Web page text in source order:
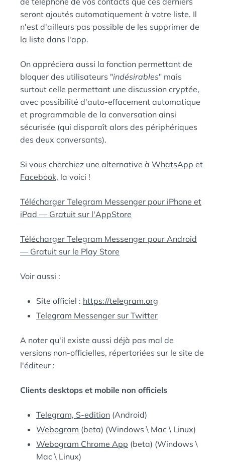
seront ajoutés automatiquement à votre liste. Il
n'est d'ailleurs pas possible de les supprimer de
la liste dans l'app.
On appréciera aussi la fonction permettant de
bloquer des utilisateurs "indésirables" mais
surtout celle permettant une discussion cryptée,
avec possibilité d'auto-effacement automatique
et programmable de la conversation ainsi
sécurisée (qui disparaît alors des périphériques
des deux conversants).
Si vous cherchiez une alternative à WhatsApp et
Facebook, la voici !
Télécharger Telegram Messenger pour iPhone et
iPad — Gratuit sur l'AppStore
Télécharger Telegram Messenger pour Android
— Gratuit sur le Play Store
Voir aussi :
Site officiel : https://telegram.org
Telegram Messenger sur Twitter
A noter qu'il existe aussi déjà pas mal de
versions non-officielles, répertoriées sur le site de
l'éditeur :
Clients desktops et mobile non officiels
Telegram, S-edition (Android)
Webogram (beta) (Windows \ Mac \ Linux)
Webogram Chrome App (beta) (Windows \
Mac \ Linux)